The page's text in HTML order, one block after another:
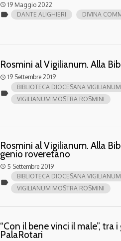
access_time 19 Maggio 2022
label DANTE ALIGHIERI DIVINA
Rosmini al Vigilianum. Alla
access_time 19 Settembre 2019
label
BIBLIOTECA DIOCESANA VIGILIANUM
VIGILIANUM MOSTRA ROSMINI
Rosmini al Vigilianum. Alla
genio roveretano
access_time 5 Settembre 2019
label
BIBLIOTECA DIOCESANA VIGILIANUM
VIGILIANUM MOSTRA ROSMINI
“Con il bene vinci il male”,
PalaRotari